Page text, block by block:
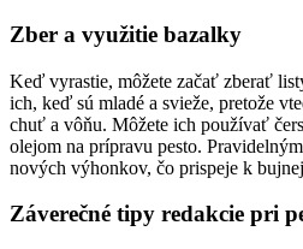
Zber a využitie bazalky
Keď vyrastie, môžete začať zberať
ich, keď sú mladé a svieže, pretože
chuť a vôňu. Môžete ich používať
olejom na prípravu pesto.
nových výhonkov, čo prispeje k
Záverečné tipy redakcie pri